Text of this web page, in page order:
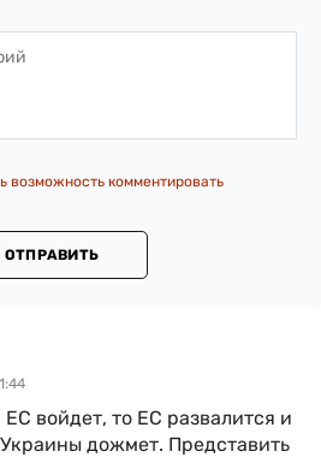
возможность комментировать
ОТПРАВИТЬ
войдет, то ЕС развалится и
дожмет. Представить